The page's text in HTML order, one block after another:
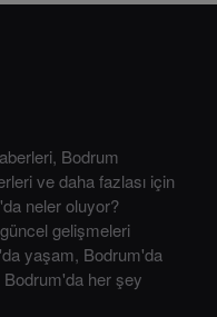
Bodrum
ve daha fazlası için
neler oluyor?
gelişmeleri
yaşam, Bodrum'da
her şey